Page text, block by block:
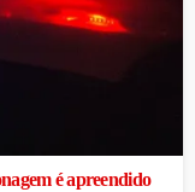
é apreendido